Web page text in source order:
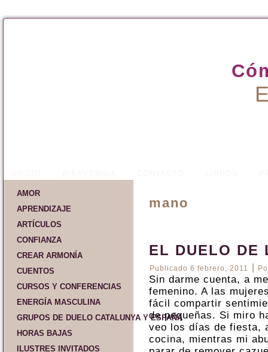
AMOR
APRENDIZAJE
ARTÍCULOS
CONFIANZA
CREAR ARMONÍA
CUENTOS
CURSOS Y CONFERENCIAS
ENERGÍA MASCULINA
GRUPOS DE DUELO CATALUNYA Y ESPAÑA
HORAS BAJAS
ILUSTRES INVITADOS
mano
EL DUELO DE
Publicado 6 febrero, 2011
Sin darme cuenta, a
femenino. A las
fácil compartir
de pequeñas. Si miro
veo los días de fiesta,
cocina, mientras mi